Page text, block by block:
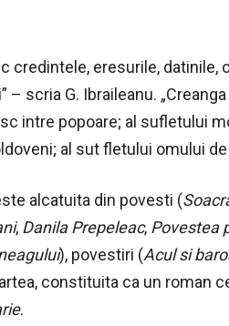
credintele, eresurile, datinile,
– scria G. Ibraileanu.
intre popoare; al sufletului
al sut fletului omului
alcatuita din povesti (
, Danila Prepeleac, Povestea
), povestiri (Acul si
constituita ca un roman
.